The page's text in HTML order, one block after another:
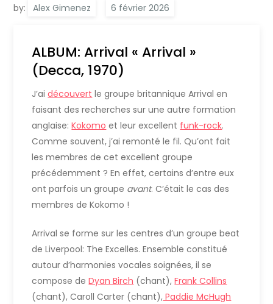
by: Alex Gimenez
ALBUM: Arrival « Arrival »
(Decca, 1970)
J’aidécouvert le groupe britannique Arrival en
faisant des recherches sur une autre formation
anglaise:Kokomo et leur excellent funk-rock.
Comme souvent, j’ai remonté le fil. Qu’ont fait
les membres de cet excellent groupe
précédemment ? En effet, certains d’entre eux
ont parfois un groupe avant. C’était le cas des
membres de Kokomo !
Arrival se forme sur les centres d’un groupe beat
de Liverpool: The Excelles. Ensemble constitué
autour d’harmonies vocales soignées, il se
compose deDyan Birch (chant),Frank Collins
(chant), Caroll Carter (chant), Paddie McHugh